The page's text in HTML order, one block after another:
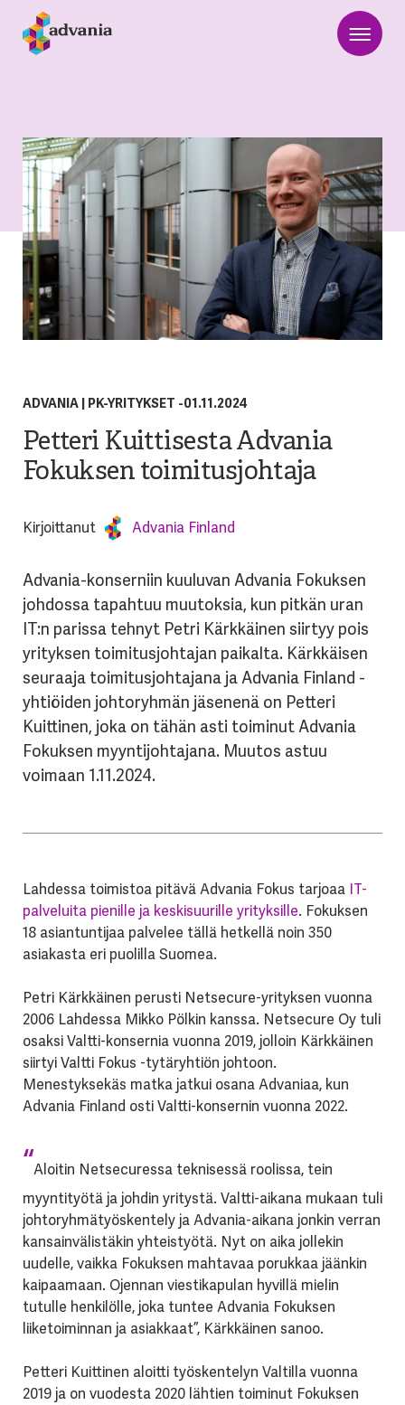
ADVANIA| PK-YRITYKSET -01.11.2024
Petteri Kuittisesta Advania
Fokuksen toimitusjohtaja
Kirjoittanut Advania Finland
Advania-konserniin kuuluvan Advania Fokuksen
johdossa tapahtuu muutoksia, kun pitkän uran
IT:n parissa tehnyt Petri Kärkkäinen siirtyy pois
yrityksen toimitusjohtajan paikalta. Kärkkäisen
seuraaja toimitusjohtajana ja Advania Finland -
yhtiöiden johtoryhmän jäsenenä on Petteri
Kuittinen, joka on tähän asti toiminut Advania
Fokuksen myyntijohtajana. Muutos astuu
voimaan 1.11.2024.
Lahdessa toimistoa pitävä Advania Fokus tarjoaa IT-
palveluita pienille ja keskisuurille yrityksille. Fokuksen
18 asiantuntijaa palvelee tällä hetkellä noin 350
asiakasta eri puolilla Suomea.
Petri Kärkkäinen perusti Netsecure-yrityksen vuonna
2006 Lahdessa Mikko Pölkin kanssa. Netsecure Oy tuli
osaksi Valtti-konsernia vuonna 2019, jolloin Kärkkäinen
siirtyi Valtti Fokus -tytäryhtiön johtoon.
Menestyksekäs matka jatkui osana Advaniaa, kun
Advania Finland osti Valtti-konsernin vuonna 2022.
“Aloitin Netsecuressa teknisessä roolissa, tein
myyntityötä ja johdin yritystä. Valtti-aikana mukaan tuli
johtoryhmätyöskentely ja Advania-aikana jonkin verran
kansainvälistäkin yhteistyötä. Nyt on aika jollekin
uudelle, vaikka Fokuksen mahtavaa porukkaa jäänkin
kaipaamaan. Ojennan viestikapulan hyvillä mielin
tutulle henkilölle, joka tuntee Advania Fokuksen
liiketoiminnan ja asiakkaat”, Kärkkäinen sanoo.
Petteri Kuittinen aloitti työskentelyn Valtilla vuonna
2019 ja on vuodesta 2020 lähtien toiminut Fokuksen